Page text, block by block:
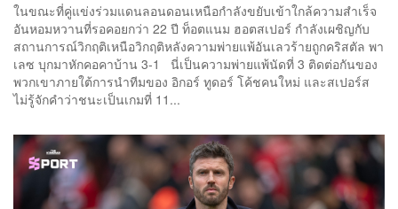
ในขณะที่คู่แข่งร่วมแดนลอนดอนเหนือกำลังขยับเข้าใกล้ความสำเร็จ
อันหอมหวานที่รอคอยกว่า 22 ปี ท็อตแนม ฮอตสเปอร์ กำลังเผชิญกับ
สถานการณ์วิกฤติเหนือวิกฤติหลังความพ่ายแพ้อันเลวร้ายถูกคริสตัล พา
เลซ บุกมาหักคอคาบ้าน 3-1 นี่เป็นความพ่ายแพ้นัดที่ 3 ติดต่อกันของ
พวกเขาภายใต้การนำทีมของ อิกอร์ ทูดอร์ โค้ชคนใหม่ และสเปอร์ส
ไม่รู้จักคำว่าชนะเป็นเกมที่ 11...